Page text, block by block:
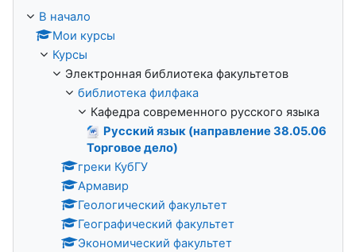
В начало
Мои курсы
Курсы
Электронная библиотека факультетов
библиотека филфака
Кафедра современного русского языка
Русский язык (направление 38.05.06
Торговое дело)
греки КубГУ
Армавир
Геологический факультет
Географический факультет
Экономический факультет